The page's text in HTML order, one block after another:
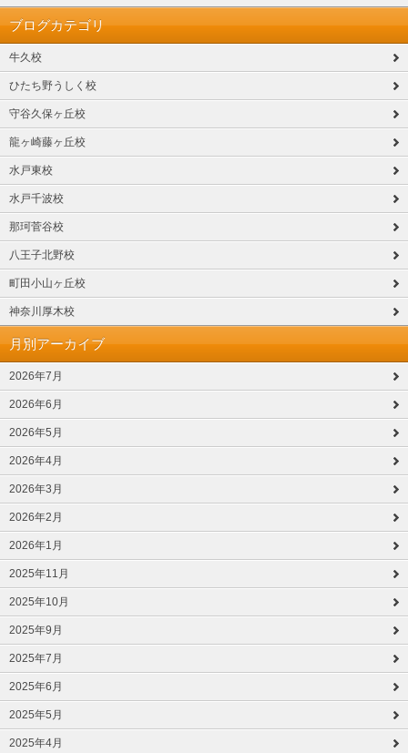
ブログカテゴリ
牛久校
ひたち野うしく校
守谷久保ヶ丘校
龍ヶ崎藤ヶ丘校
水戸東校
水戸千波校
那珂菅谷校
八王子北野校
町田小山ヶ丘校
神奈川厚木校
月別アーカイブ
2026年7月
2026年6月
2026年5月
2026年4月
2026年3月
2026年2月
2026年1月
2025年11月
2025年10月
2025年9月
2025年7月
2025年6月
2025年5月
2025年4月